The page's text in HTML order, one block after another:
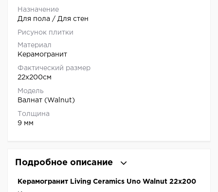
Назначение
Для пола / Для стен
Рисунок плитки
Материал
Керамогранит
Фактический размер
22x200см
Модель
Валнат (Walnut)
Толщина
9 мм
Подробное описание
Керамогранит Living Ceramics Uno Walnut 22x200